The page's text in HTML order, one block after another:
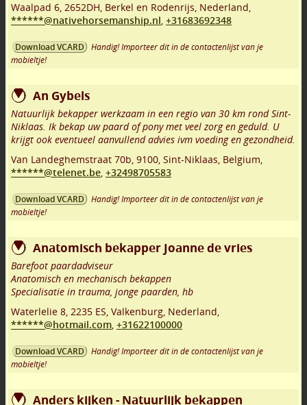
Waalpad 6, 2652DH, Berkel en Rodenrijs, Nederland,
******@nativehorsemanship.nl, +31683692348
Download VCARD
Handig! Importeer dit in de contactenlijst van je
mobieltje!
An Gybels
Natuurlijk bekapper werkzaam in een regio van 30 km rond Sint-
Niklaas. Ik bekap uw paard of pony met veel zorg en geduld. U
krijgt ook eventueel aanvullend advies ivm voeding en gezondheid.
Van Landeghemstraat 70b, 9100, Sint-Niklaas, Belgium,
******@telenet.be, +32498705583
Download VCARD
Handig! Importeer dit in de contactenlijst van je
mobieltje!
Anatomisch bekapper Joanne de vries
Barefoot paardadviseur
Anatomisch en mechanisch bekappen
Specialisatie in trauma, jonge paarden, hb
Waterlelie 8, 2235 ES, Valkenburg, Nederland,
******@hotmail.com, +31622100000
Download VCARD
Handig! Importeer dit in de contactenlijst van je
mobieltje!
Anders kijken - Natuurlijk bekappen